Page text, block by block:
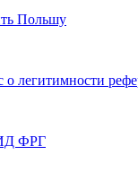
Польшу
легитимности
ФРГ